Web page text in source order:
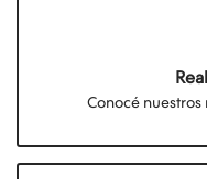
Conocé